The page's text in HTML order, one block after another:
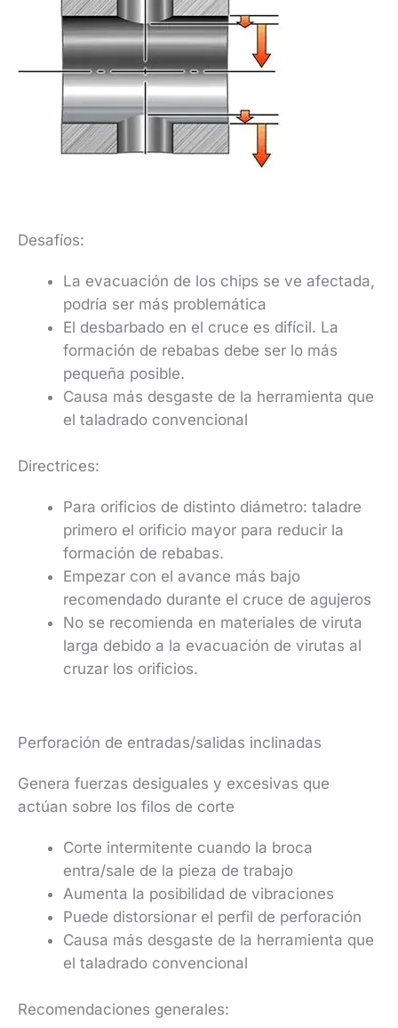
Desafíos:
La evacuación de los chips se ve afectada,
podría ser más problemática
El desbarbado en el cruce es difícil. La
formación de rebabas debe ser lo más
pequeña posible.
Causa más desgaste de la herramienta que
el taladrado convencional
Directrices:
Para orificios de distinto diámetro: taladre
primero el orificio mayor para reducir la
formación de rebabas.
Empezar con el avance más bajo
recomendado durante el cruce de agujeros
No se recomienda en materiales de viruta
larga debido a la evacuación de virutas al
cruzar los orificios.
Perforación de entradas/salidas inclinadas
Genera fuerzas desiguales y excesivas que
actúan sobre los filos de corte
Corte intermitente cuando la broca
entra/sale de la pieza de trabajo
Aumenta la posibilidad de vibraciones
Puede distorsionar el perfil de perforación
Causa más desgaste de la herramienta que
el taladrado convencional
Recomendaciones generales: